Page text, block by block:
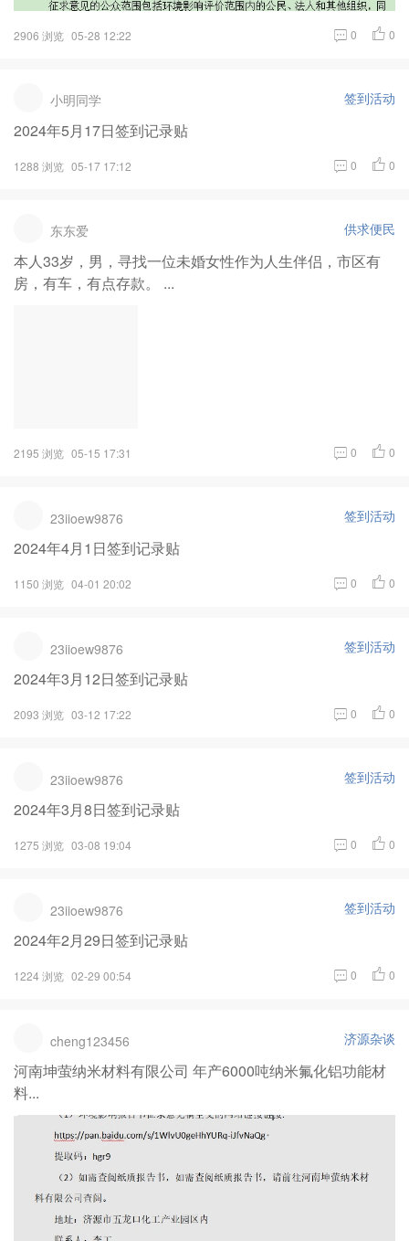
2906 浏览 05-28 12:22 0 0
小明同学 签到活动
2024年5月17日签到记录贴
1288 浏览 05-17 17:12 0 0
东东爱 供求便民
本人33岁，男，寻找一位未婚女性作为人生伴侣，市区有
房，有车，有点存款。 ...
2195 浏览 05-15 17:31 0 0
23iioew9876 签到活动
2024年4月1日签到记录贴
1150 浏览 04-01 20:02 0 0
23iioew9876 签到活动
2024年3月12日签到记录贴
2093 浏览 03-12 17:22 0 0
23iioew9876 签到活动
2024年3月8日签到记录贴
1275 浏览 03-08 19:04 0 0
23iioew9876 签到活动
2024年2月29日签到记录贴
1224 浏览 02-29 00:54 0 0
cheng123456 济源杂谈
河南坤萤纳米材料有限公司 年产6000吨纳米氟化铝功能材
料...